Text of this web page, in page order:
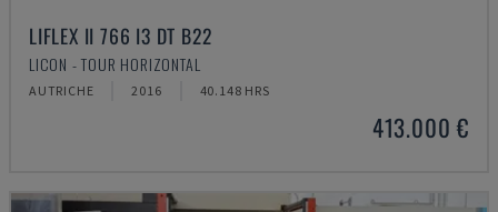
LIFLEX II 766 I3 DT B22
LICON - TOUR HORIZONTAL
AUTRICHE 2016 40.148 HRS
413.000 €